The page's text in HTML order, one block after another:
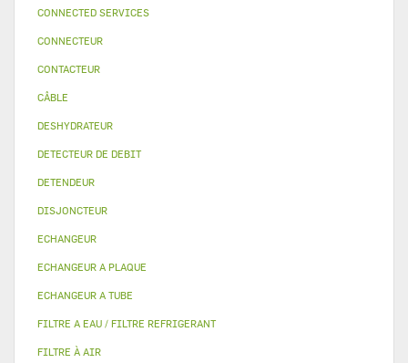
CONNECTED SERVICES
CONNECTEUR
CONTACTEUR
CÂBLE
DESHYDRATEUR
DETECTEUR DE DEBIT
DETENDEUR
DISJONCTEUR
ECHANGEUR
ECHANGEUR A PLAQUE
ECHANGEUR A TUBE
FILTRE A EAU / FILTRE REFRIGERANT
FILTRE À AIR